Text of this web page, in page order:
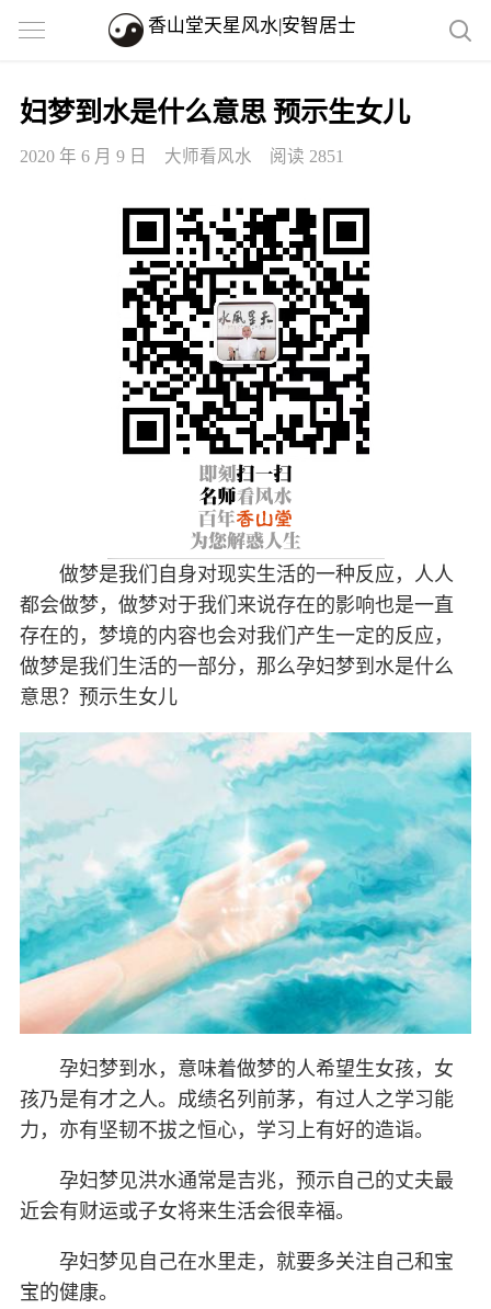
香山堂天星风水|安智居士
妇梦到水是什么意思 预示生女儿
2020 年 6 月 9 日 大师看风水 阅读 2851
做梦是我们自身对现实生活的一种反应，人人
都会做梦，做梦对于我们来说存在的影响也是一直
存在的，梦境的内容也会对我们产生一定的反应，
做梦是我们生活的一部分，那么孕妇梦到水是什么
意思？预示生女儿
孕妇梦到水，意味着做梦的人希望生女孩，女
孩乃是有才之人。成绩名列前茅，有过人之学习能
力，亦有坚韧不拔之恒心，学习上有好的造诣。
孕妇梦见洪水通常是吉兆，预示自己的丈夫最
近会有财运或子女将来生活会很幸福。
孕妇梦见自己在水里走，就要多关注自己和宝
宝的健康。